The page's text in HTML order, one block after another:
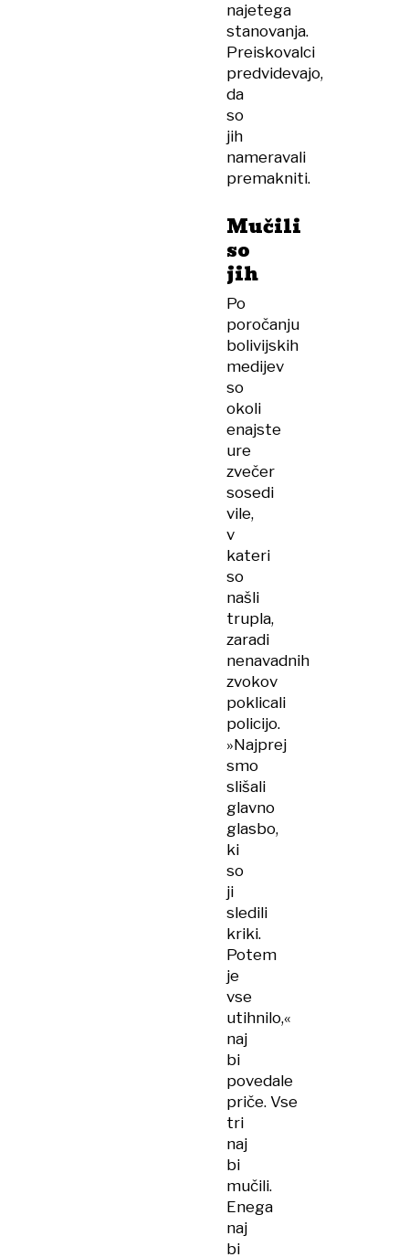
najetega
stanovanja.
Preiskovalci
predvidevajo,
da
so
jih
nameravali
premakniti.
Mučili
so
jih
Po
poročanju
bolivijskih
medijev
so
okoli
enajste
ure
zvečer
sosedi
vile,
v
kateri
so
našli
trupla,
zaradi
nenavadnih
zvokov
poklicali
policijo.
»Najprej
smo
slišali
glavno
glasbo,
ki
so
ji
sledili
kriki.
Potem
je
vse
utihnilo,«
naj
bi
povedale
priče. Vse
tri
naj
bi
mučili.
Enega
naj
bi